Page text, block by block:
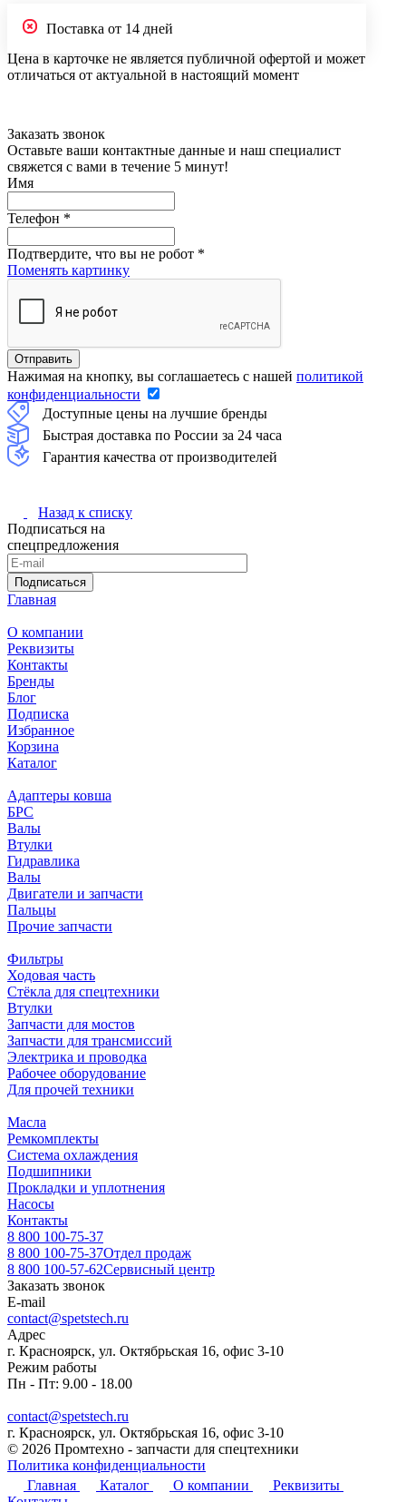
Поставка от 14 дней
Цена в карточке не является публичной офертой и может
отличаться от актуальной в настоящий момент
Заказать звонок
Оставьте ваши контактные данные и наш специалист
свяжется с вами в течение 5 минут!
Имя
Телефон *
Подтвердите, что вы не робот *
Поменять картинку
Нажимая на кнопку, вы соглашаетесь с нашей политикой
конфиденциальности
Доступные цены на лучшие бренды
Быстрая доставка по России за 24 часа
Гарантия качества от производителей
Назад к списку
Подписаться на
спецпредложения
Подписаться
Главная
О компании
Реквизиты
Контакты
Бренды
Блог
Подписка
Избранное
Корзина
Каталог
Адаптеры ковша
БРС
Валы
Втулки
Гидравлика
Валы
Двигатели и запчасти
Пальцы
Прочие запчасти
Фильтры
Ходовая часть
Стёкла для спецтехники
Втулки
Запчасти для мостов
Запчасти для трансмиссий
Электрика и проводка
Рабочее оборудование
Для прочей техники
Масла
Ремкомплекты
Система охлаждения
Подшипники
Прокладки и уплотнения
Насосы
Контакты
8 800 100-75-37
8 800 100-75-37Отдел продаж
8 800 100-57-62Сервисный центр
Заказать звонок
E-mail
contact@spetstech.ru
Адрес
г. Красноярск, ул. Октябрьская 16, офис 3-10
Режим работы
Пн - Пт: 9.00 - 18.00
contact@spetstech.ru
г. Красноярск, ул. Октябрьская 16, офис 3-10
© 2026 Промтехно - запчасти для спецтехники
Политика конфиденциальности
Главная
Каталог О компании
Реквизиты